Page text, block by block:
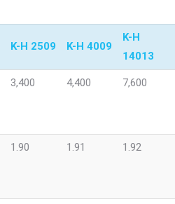
K-H 2509 K-H 4009
K-H
14013
3,400 4,400 7,600
1.90 1.91 1.92